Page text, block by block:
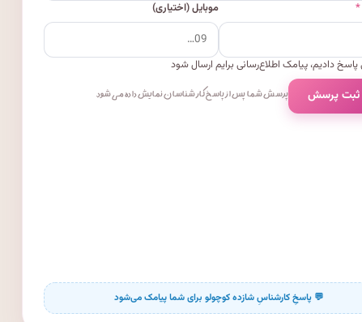
* موبایل (اختیاری)
دادیم، پیامک اطلاع‌رسانی برایم ارسال شود
ثبت پرسش پرسش شما پس از پاسخ کارشناسان نمایش داده می‌شود.